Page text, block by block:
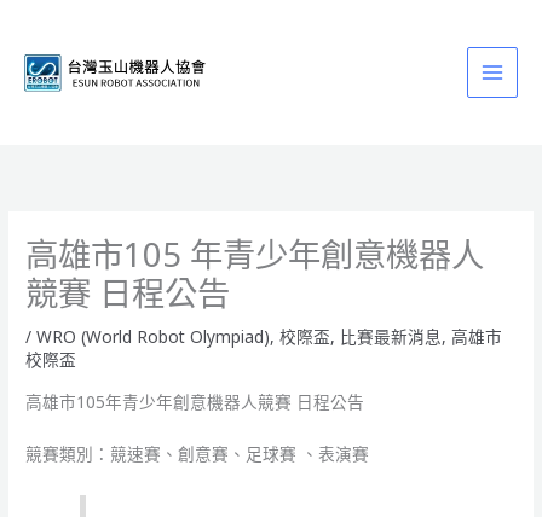
高雄市105 年青少年創意機器人
競賽 日程公告
/WRO (World Robot Olympiad),校際盃, 比賽最新消息,高雄市
校際盃
高雄市105年青少年創意機器人競賽 日程公告
競賽類別：競速賽、創意賽、足球賽 、表演賽